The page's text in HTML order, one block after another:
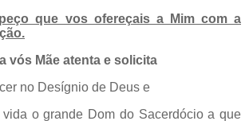
que vos ofereçais a Mim com a
vós Mãe atenta e solicita
no Desígnio de Deus e
o grande Dom do Sacerdócio a que